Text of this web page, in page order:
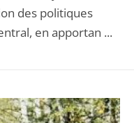
des politiques
en apportan ...